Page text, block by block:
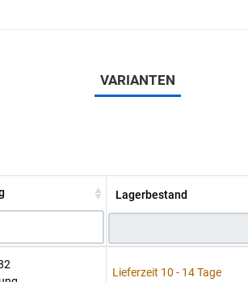
VARIANTEN
Lagerbestand
Lieferzeit 10 - 14 Tage